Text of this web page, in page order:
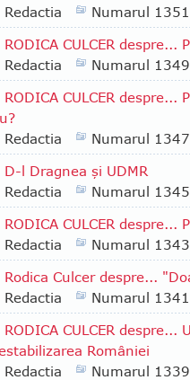
Redactia
Numarul 1351
RODICA CULCER
Redactia
Numarul 1349
RODICA CULCER
Redactia
Numarul 1347
D-l Dragnea şi UDMR
Redactia
Numarul 1345
RODICA CULCER
Redactia
Numarul 1343
Rodica Culcer despre...
Redactia
Numarul 1341
RODICA CULCER
României
Redactia
Numarul 1339